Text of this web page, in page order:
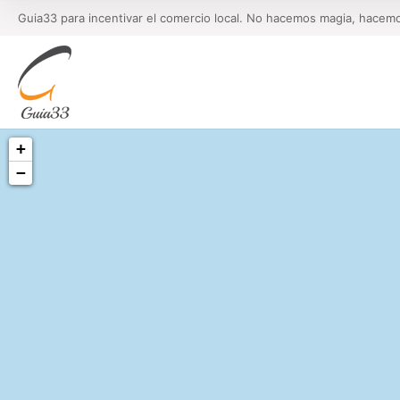
Guia33 para incentivar el comercio local. No hacemos magia,
+
−